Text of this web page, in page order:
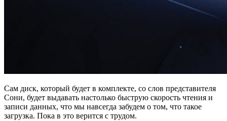
Сам диск, который будет в комплекте, со слов представителя
Сони, будет выдавать настолько быструю скорость чтения и
записи данных, что мы навсегда забудем о том, что такое
загрузка. Пока в это верится с трудом.